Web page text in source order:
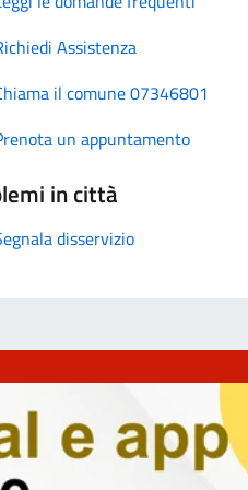
Assistenza
il comune 07346801
un appuntamento
in città
disservizio